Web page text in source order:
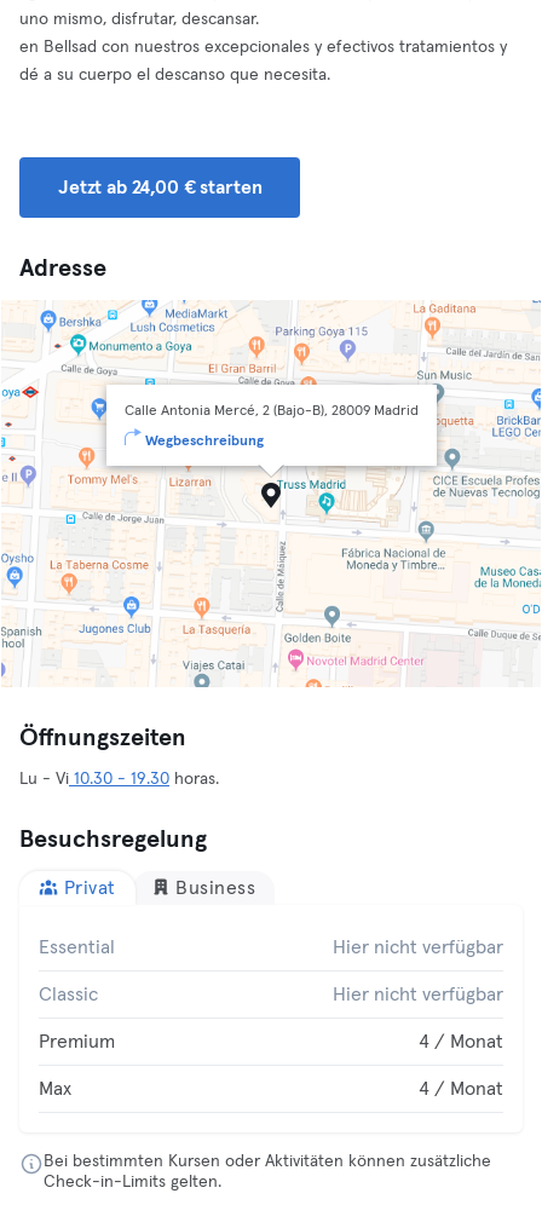
uno mismo, disfrutar, descansar.
en Bellsad con nuestros excepcionales y efectivos tratamientos y
dé a su cuerpo el descanso que necesita.
Jetzt ab 24,00 € starten
Adresse
Calle Antonia Mercé, 2 (Bajo-B), 28009 Madrid
Wegbeschreibung
Öffnungszeiten
Lu - Vi 10.30 - 19.30 horas.
Besuchsregelung
Privat Business
Essential Hier nicht verfügbar
Classic Hier nicht verfügbar
Premium 4 / Monat
Max 4 / Monat
Bei bestimmten Kursen oder Aktivitäten können zusätzliche
Check-in-Limits gelten.